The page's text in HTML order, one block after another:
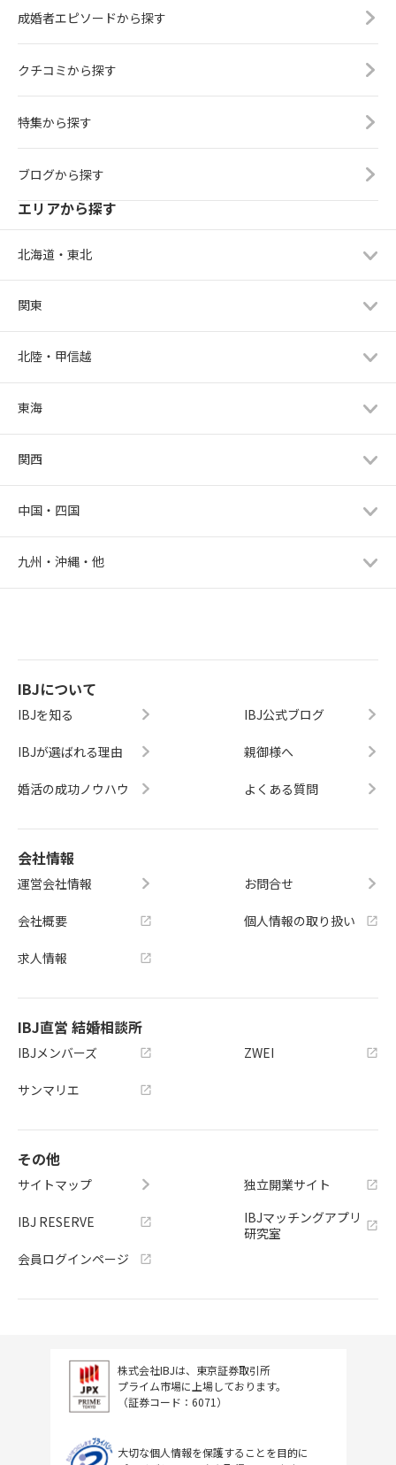
成婚者エピソードから探す
クチコミから探す
特集から探す
ブログから探す
エリアから探す
北海道・東北
関東
北陸・甲信越
東海
関西
中国・四国
九州・沖縄・他
IBJについて
IBJを知る
IBJが選ばれる理由
婚活の成功ノウハウ
IBJ公式ブログ
親御様へ
よくある質問
会社情報
運営会社情報
会社概要
求人情報
お問合せ
個人情報の取り扱い
IBJ直営 結婚相談所
IBJメンバーズ
サンマリエ
ZWEI
その他
サイトマップ
IBJ RESERVE
会員ログインページ
独立開業サイト
IBJマッチングアプリ
研究室
株式会社IBJは、東京証券取引所
プライム市場に上場しております。
（証券コード：6071）
大切な個人情報を保護することを目的に